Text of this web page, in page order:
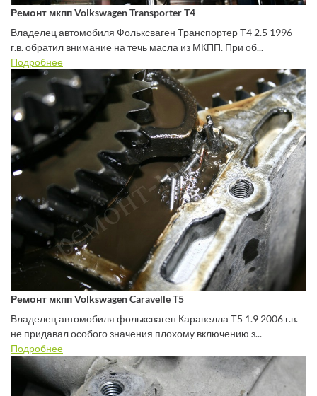
Ремонт мкпп Volkswagen Transporter T4
Владелец автомобиля Фольксваген Транспортер Т4 2.5 1996
г.в. обратил внимание на течь масла из МКПП. При об...
Подробнее
Ремонт мкпп Volkswagen Caravelle T5
Владелец автомобиля фольксваген Каравелла Т5 1.9 2006 г.в.
не придавал особого значения плохому включению з...
Подробнее